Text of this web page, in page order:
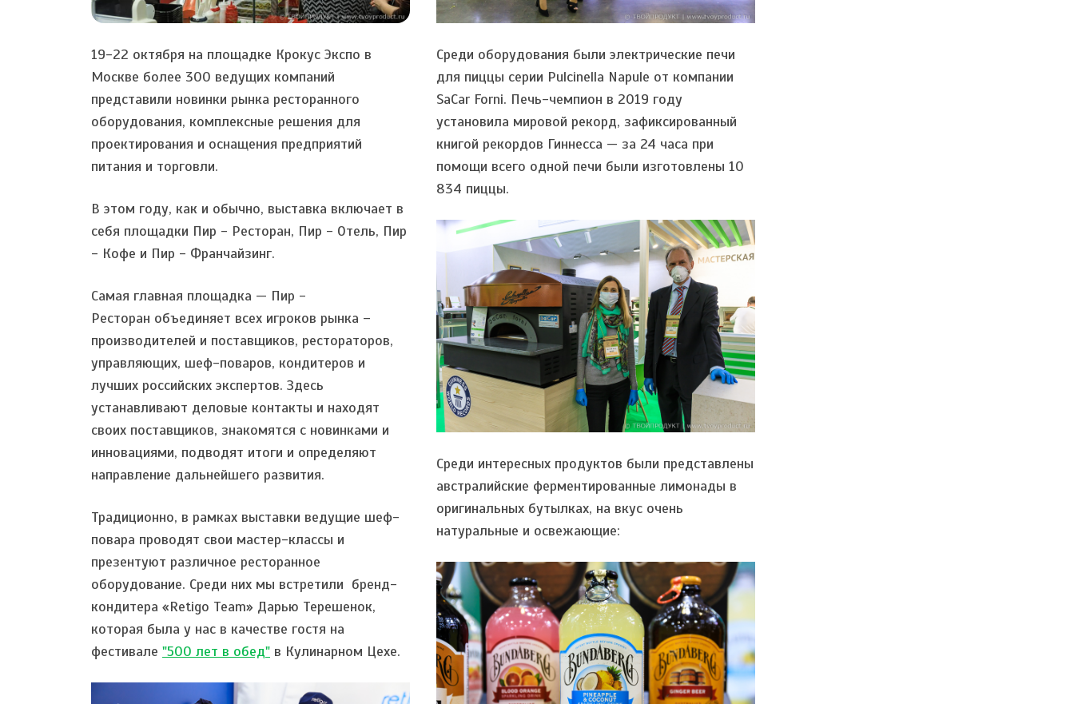
19-22 октября на площадке Крокус Экспо в
Москве более 300 ведущих компаний
представили новинки рынка ресторанного
оборудования, комплексные решения для
проектирования и оснащения предприятий
питания и торговли.
В этом году, как и обычно, выставка включает в
себя площадки Пир - Ресторан, Пир - Отель, Пир
- Кофе и Пир - Франчайзинг.
Самая главная площадка — Пир -
Ресторан объединяет всех игроков рынка –
производителей и поставщиков, рестораторов,
управляющих, шеф-поваров, кондитеров и
лучших российских экспертов. Здесь
устанавливают деловые контакты и находят
своих поставщиков, знакомятся с новинками и
инновациями, подводят итоги и определяют
направление дальнейшего развития.
Традиционно, в рамках выставки ведущие шеф-
повара проводят свои мастер-классы и
презентуют различное ресторанное
оборудование. Среди них мы встретили бренд-
кондитера «Retigo Team» Дарью Терешенок,
которая была у нас в качестве гостя на
фестивале "500 лет в обед" в Кулинарном Цехе.
Среди оборудования были электрические печи
для пиццы серии Pulcinella Napule от компании
SaCar Forni. Печь-чемпион в 2019 году
установила мировой рекорд, зафиксированный
книгой рекордов Гиннесса — за 24 часа при
помощи всего одной печи были изготовлены 10
834 пиццы.
Среди интересных продуктов были представлены
австралийские ферментированные лимонады в
оригинальных бутылках, на вкус очень
натуральные и освежающие: